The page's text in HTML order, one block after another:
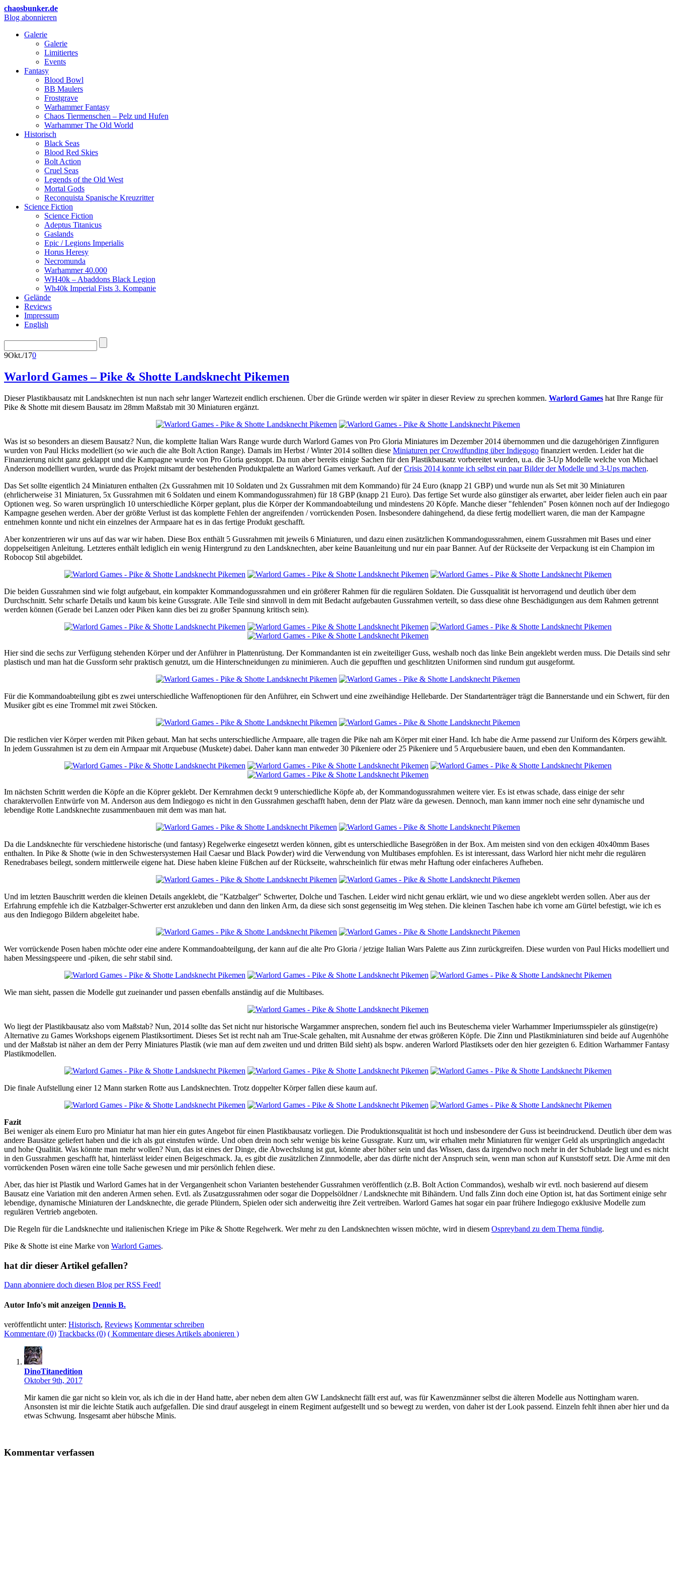
chaosbunker.de
Blog abonnieren
Galerie
Galerie
Limitiertes
Events
Fantasy
Blood Bowl
BB Maulers
Frostgrave
Warhammer Fantasy
Chaos Tiermenschen – Pelz und Hufen
Warhammer The Old World
Historisch
Black Seas
Blood Red Skies
Bolt Action
Cruel Seas
Legends of the Old West
Mortal Gods
Reconquista Spanische Kreuzritter
Science Fiction
Science Fiction
Adeptus Titanicus
Gaslands
Epic / Legions Imperialis
Horus Heresy
Necromunda
Warhammer 40.000
WH40k – Abaddons Black Legion
Wh40k Imperial Fists 3. Kompanie
Gelände
Reviews
Impressum
English
9Okt./170
Warlord Games – Pike & Shotte Landsknecht Pikemen
Dieser Plastikbausatz mit Landsknechten ist nun nach sehr langer Wartezeit endlich erschienen. Über die Gründe werden wir später in dieser Review zu sprechen kommen. Warlord Games hat Ihre Range für
Pike & Shotte mit diesem Bausatz im 28mm Maßstab mit 30 Miniaturen ergänzt.
Was ist so besonders an diesem Bausatz? Nun, die komplette Italian Wars Range wurde durch Warlord Games von Pro Gloria Miniatures im Dezember 2014 übernommen und die dazugehörigen Zinnfiguren
wurden von Paul Hicks modelliert (so wie auch die alte Bolt Action Range). Damals im Herbst / Winter 2014 sollten diese Miniaturen per Crowdfunding über Indiegogo finanziert werden. Leider hat die
Finanzierung nicht ganz geklappt und die Kampagne wurde von Pro Gloria gestoppt. Da nun aber bereits einige Sachen für den Plastikbausatz vorbereitet wurden, u.a. die 3-Up Modelle welche von Michael
Anderson modelliert wurden, wurde das Projekt mitsamt der bestehenden Produktpalette an Warlord Games verkauft. Auf derCrisis 2014 konnte ich selbst ein paar Bilder der Modelle und 3-Ups machen.
Das Set sollte eigentlich 24 Miniaturen enthalten (2x Gussrahmen mit 10 Soldaten und 2x Gussrahmen mit dem Kommando) für 24 Euro (knapp 21 GBP) und wurde nun als Set mit 30 Miniaturen
(ehrlicherweise 31 Miniaturen, 5x Gussrahmen mit 6 Soldaten und einem Kommandogussrahmen) für 18 GBP (knapp 21 Euro). Das fertige Set wurde also günstiger als erwartet, aber leider fielen auch ein paar
Optionen weg. So waren ursprünglich 10 unterschiedliche Körper geplant, plus die Körper der Kommandoabteilung und mindestens 20 Köpfe. Manche dieser "fehlenden" Posen können noch auf der Indiegogo
Kampagne gesehen werden. Aber der größte Verlust ist das komplette Fehlen der angreifenden / vorrückenden Posen. Insbesondere dahingehend, da diese fertig modelliert waren, die man der Kampagne
entnehmen konnte und nicht ein einzelnes der Armpaare hat es in das fertige Produkt geschafft.
Aber konzentrieren wir uns auf das war wir haben. Diese Box enthält 5 Gussrahmen mit jeweils 6 Miniaturen, und dazu einen zusätzlichen Kommandogussrahmen, einem Gussrahmen mit Bases und einer
doppelseitigen Anleitung. Letzteres enthält lediglich ein wenig Hintergrund zu den Landsknechten, aber keine Bauanleitung und nur ein paar Banner. Auf der Rückseite der Verpackung ist ein Champion im
Robocop Stil abgebildet.
Die beiden Gussrahmen sind wie folgt aufgebaut, ein kompakter Kommandogussrahmen und ein größerer Rahmen für die regulären Soldaten. Die Gussqualität ist hervorragend und deutlich über dem
Durchschnitt. Sehr scharfe Details und kaum bis keine Gussgrate. Alle Teile sind sinnvoll in dem mit Bedacht aufgebauten Gussrahmen verteilt, so dass diese ohne Beschädigungen aus dem Rahmen getrennt
werden können (Gerade bei Lanzen oder Piken kann dies bei zu großer Spannung kritisch sein).
Hier sind die sechs zur Verfügung stehenden Körper und der Anführer in Plattenrüstung. Der Kommandanten ist ein zweiteiliger Guss, weshalb noch das linke Bein angeklebt werden muss. Die Details sind sehr
plastisch und man hat die Gussform sehr praktisch genutzt, um die Hinterschneidungen zu minimieren. Auch die gepufften und geschlitzten Uniformen sind rundum gut ausgeformt.
Für die Kommandoabteilung gibt es zwei unterschiedliche Waffenoptionen für den Anführer, ein Schwert und eine zweihändige Hellebarde. Der Standartenträger trägt die Bannerstande und ein Schwert, für den
Musiker gibt es eine Trommel mit zwei Stöcken.
Die restlichen vier Körper werden mit Piken gebaut. Man hat sechs unterschiedliche Armpaare, alle tragen die Pike nah am Körper mit einer Hand. Ich habe die Arme passend zur Uniform des Körpers gewählt.
In jedem Gussrahmen ist zu dem ein Armpaar mit Arquebuse (Muskete) dabei. Daher kann man entweder 30 Pikeniere oder 25 Pikeniere und 5 Arquebusiere bauen, und eben den Kommandanten.
Im nächsten Schritt werden die Köpfe an die Köprer geklebt. Der Kernrahmen deckt 9 unterschiedliche Köpfe ab, der Kommandogussrahmen weitere vier. Es ist etwas schade, dass einige der sehr
charaktervollen Entwürfe von M. Anderson aus dem Indiegogo es nicht in den Gussrahmen geschafft haben, denn der Platz wäre da gewesen. Dennoch, man kann immer noch eine sehr dynamische und
lebendige Rotte Landsknechte zusammenbauen mit dem was man hat.
Da die Landsknechte für verschiedene historische (und fantasy) Regelwerke eingesetzt werden können, gibt es unterschiedliche Basegrößen in der Box. Am meisten sind von den eckigen 40x40mm Bases
enthalten. In Pike & Shotte (wie in den Schwestersystemen Hail Caesar und Black Powder) wird die Verwendung von Multibases empfohlen. Es ist interessant, dass Warlord hier nicht mehr die regulären
Renedrabases beilegt, sondern mittlerweile eigene hat. Diese haben kleine Füßchen auf der Rückseite, wahrscheinlich für etwas mehr Haftung oder einfacheres Aufheben.
Und im letzten Bauschritt werden die kleinen Details angeklebt, die "Katzbalger" Schwerter, Dolche und Taschen. Leider wird nicht genau erklärt, wie und wo diese angeklebt werden sollen. Aber aus der
Erfahrung empfehle ich die Katzbalger-Schwerter erst anzukleben und dann den linken Arm, da diese sich sonst gegenseitig im Weg stehen. Die kleinen Taschen habe ich vorne am Gürtel befestigt, wie ich es
aus den Indiegogo Bildern abgeleitet habe.
Wer vorrückende Posen haben möchte oder eine andere Kommandoabteilgung, der kann auf die alte Pro Gloria / jetzige Italian Wars Palette aus Zinn zurückgreifen. Diese wurden von Paul Hicks modelliert und
haben Messingspeere und -piken, die sehr stabil sind.
Wie man sieht, passen die Modelle gut zueinander und passen ebenfalls anständig auf die Multibases.
Wo liegt der Plastikbausatz also vom Maßstab? Nun, 2014 sollte das Set nicht nur historische Wargammer ansprechen, sondern fiel auch ins Beuteschema vieler Warhammer Imperiumsspieler als günstige(re)
Alternative zu Games Workshops eigenem Plastiksortiment. Dieses Set ist recht nah am True-Scale gehalten, mit Ausnahme der etwas größeren Köpfe. Die Zinn und Plastikminiaturen sind beide auf Augenhöhe
und der Maßstab ist näher an dem der Perry Miniatures Plastik (wie man auf dem zweiten und und dritten Bild sieht) als bspw. anderen Warlord Plastiksets oder den hier gezeigten 6. Edition Warhammer Fantasy
Plastikmodellen.
Die finale Aufstellung einer 12 Mann starken Rotte aus Landsknechten. Trotz doppelter Körper fallen diese kaum auf.
Fazit
Bei weniger als einem Euro pro Miniatur hat man hier ein gutes Angebot für einen Plastikbausatz vorliegen. Die Produktionsqualität ist hoch und insbesondere der Guss ist beeindruckend. Deutlich über dem was
andere Bausätze geliefert haben und die ich als gut einstufen würde. Und oben drein noch sehr wenige bis keine Gussgrate. Kurz um, wir erhalten mehr Miniaturen für weniger Geld als ursprünglich angedacht
und hohe Qualität. Was könnte man mehr wollen? Nun, das ist eines der Dinge, die Abwechslung ist gut, könnte aber höher sein und das Wissen, dass da irgendwo noch mehr in der Schublade liegt und es nicht
in den Gussrahmen geschafft hat, hinterlässt leider einen Beigeschmack. Ja, es gibt die zusätzlichen Zinnmodelle, aber das dürfte nicht der Anspruch sein, wenn man schon auf Kunststoff setzt. Die Arme mit den
vorrückenden Posen wären eine tolle Sache gewesen und mir persönlich fehlen diese.
Aber, das hier ist Plastik und Warlord Games hat in der Vergangenheit schon Varianten bestehender Gussrahmen veröffentlich (z.B. Bolt Action Commandos), weshalb wir evtl. noch basierend auf diesem
Bausatz eine Variation mit den anderen Armen sehen. Evtl. als Zusatzgussrahmen oder sogar die Doppelsöldner / Landsknechte mit Bihändern. Und falls Zinn doch eine Option ist, hat das Sortiment einige sehr
lebendige, dynamische Miniaturen der Landsknechte, die gerade Plündern, Spielen oder sich anderweitig ihre Zeit vertreiben. Warlord Games hat sogar ein paar frühere Indiegogo exklusive Modelle zum
regulären Vertrieb angeboten.
Die Regeln für die Landsknechte und italienischen Kriege im Pike & Shotte Regelwerk. Wer mehr zu den Landsknechten wissen möchte, wird in diesem Ospreyband zu dem Thema fündig.
Pike & Shotte ist eine Marke von Warlord Games.
hat dir dieser Artikel gefallen?
Dann abonniere doch diesen Blog per RSS Feed!
Autor Info's mit anzeigen Dennis B.
veröffentlicht unter: Historisch, Reviews Kommentar schreiben
Kommentare (0) Trackbacks (0) ( Kommentare dieses Artikels abonieren )
DinoTitanedition
Oktober 9th, 2017
Mir kamen die gar nicht so klein vor, als ich die in der Hand hatte, aber neben dem alten GW Landsknecht fällt erst auf, was für Kawenzmänner selbst die älteren Modelle aus Nottingham waren.
Ansonsten ist mir die leichte Statik auch aufgefallen. Die sind drauf ausgelegt in einem Regiment aufgestellt und so bewegt zu werden, von daher ist der Look passend. Einzeln fehlt ihnen aber hier und da
etwas Schwung. Insgesamt aber hübsche Minis.
Kommentar verfassen